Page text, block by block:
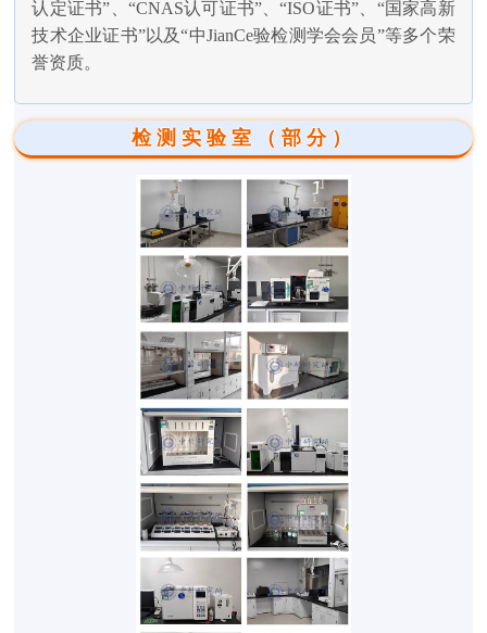
认定证书”、“CNAS认可证书”、“ISO证书”、“国家高新
技术企业证书”以及“中JianCe验检测学会会员”等多个荣
誉资质。
检测实验室（部分）